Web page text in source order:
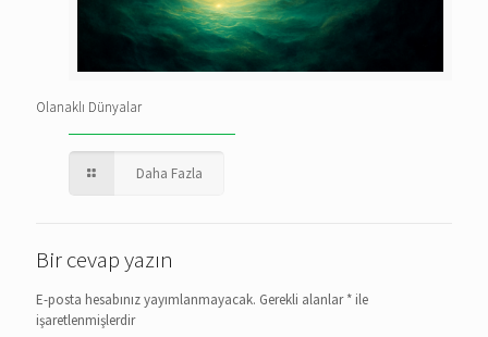
Olanaklı Dünyalar
Daha Fazla
Bir cevap yazın
E-posta hesabınız yayımlanmayacak. Gerekli alanlar* ile
işaretlenmişlerdir